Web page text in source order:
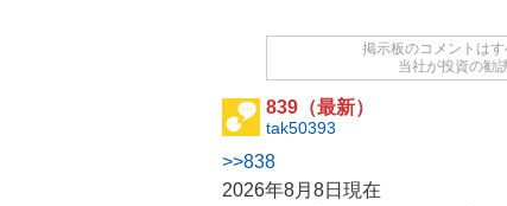
1
2
.
5
%
掲示板のコメントは
当社が投資の勧
839（最新）
tak50393
>>838
2026年8月8日現在